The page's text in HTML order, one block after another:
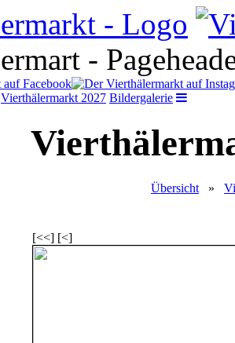
Vierthälermarkt 2027 Bildergalerie
Übersicht »
[<<] [<]